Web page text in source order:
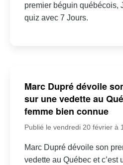
premier béguin québécois,
quiz avec 7 Jours.
Marc Dupré dévoile
sur une vedette au
femme bien connue
Publié le vendredi 20 février à
Marc Dupré dévoile son
vedette au Québec et c’est